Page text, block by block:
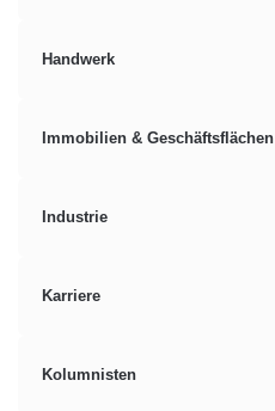
Handwerk
Immobilien & Geschäftsflächen
Industrie
Karriere
Kolumnisten